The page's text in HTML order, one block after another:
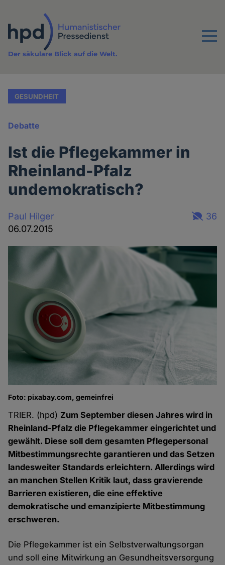
Inhalt
Menu
Der säkulare Blick auf die Welt.
GESUNDHEIT
Debatte
Ist die Pflegekammer in
Rheinland-Pfalz
undemokratisch?
Paul Hilger
06.07.2015
36
Foto: pixabay.com, gemeinfrei
TRIER. (hpd) Zum September diesen Jahres wird in
Rheinland-Pfalz die Pflegekammer eingerichtet und
gewählt. Diese soll dem gesamten Pflegepersonal
Mitbestimmungsrechte garantieren und das Setzen
landesweiter Standards erleichtern. Allerdings wird
an manchen Stellen Kritik laut, dass gravierende
Barrieren existieren, die eine effektive
demokratische und emanzipierte Mitbestimmung
erschweren.
Die Pflegekammer ist ein Selbstverwaltungsorgan
und soll eine Mitwirkung an Gesundheitsversorgung